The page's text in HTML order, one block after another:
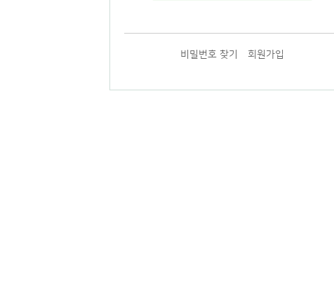
비밀번호 찾기 회원가입